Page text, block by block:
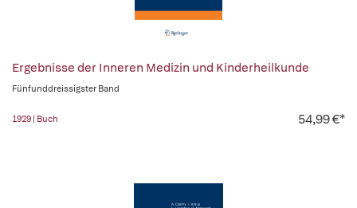
Ergebnisse der Inneren Medizin und Kinderheilkunde
Fünfunddreissigster Band
1929 | Buch 54,99 €*